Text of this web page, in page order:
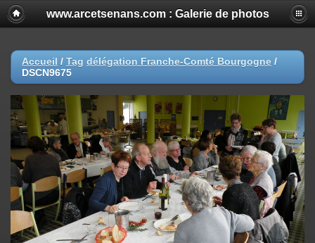
www.arcetsenans.com : Galerie de photos
Accueil / Tag délégation Franche-Comté Bourgogne /
DSCN9675